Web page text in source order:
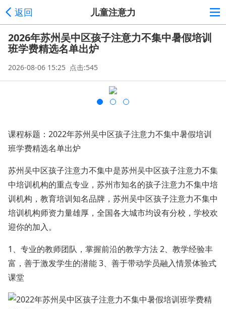
返回 儿童注意力
2026年苏州吴中区孩子注意力不集中暑假培训
班学费精选名单出炉
2026-08-06 15:25 点击:545
课程标题：2022年苏州吴中区孩子注意力不集中暑假培训
班学费精选名单出炉
苏州吴中区孩子注意力不集中是苏州吴中区孩子注意力不集
中培训机构的重点专业，苏州市知名的孩子注意力不集中培
训机构，教育培训知名品牌，苏州吴中区孩子注意力不集中
培训机构师资力量雄厚，全国各大城市均设有分校，学校欢
迎你的加入。
1、专业的教师团队，掌握前沿的教学方法 2、教学经验丰
富，善于激发学生的潜能 3、善于带动学员融入情景体验式
课堂